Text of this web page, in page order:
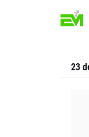
23